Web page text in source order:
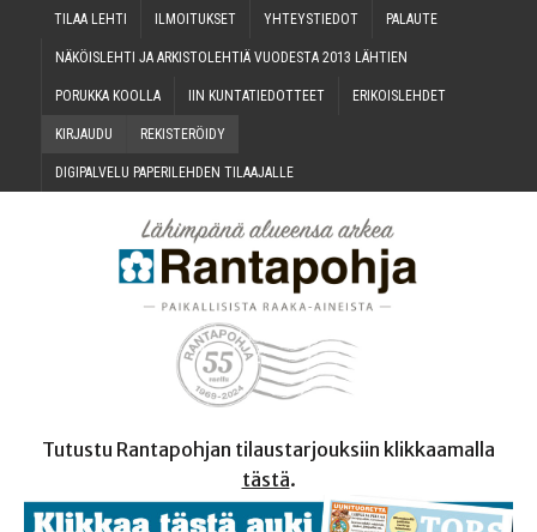
TILAA LEH­TI ILMOI­TUK­SET YHTEYS­TIE­DOT PALAU­TE
NÄKÖIS­LEH­TI JA ARKIS­TO­LEH­TIÄ VUO­DES­TA 2013 LÄHTIEN
PORUK­KA KOOLLA IIN KUN­TA­TIE­DOT­TEET ERI­KOIS­LEH­DET
KIR­JAU­DU REKIS­TE­RÖI­DY
DIGI­PAL­VE­LU PAPE­RI­LEH­DEN TILAAJALLE
Tutustu Rantapohjan tilaustarjouksiin klikkaamalla
tästä.